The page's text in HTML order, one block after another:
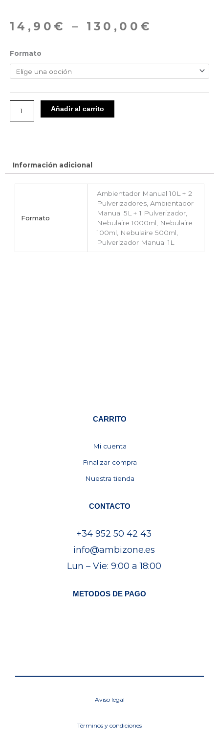
14,90 € – 130,00 €
Formato
Clean
(Ropa
cantidad
Añadir al carrito
Información adicional
Formato
Ambientador Manual 10L + 2
Pulverizadores, Ambientador
Manual 5L + 1 Pulverizador,
Nebulaire 1000ml, Nebulaire
100ml, Nebulaire 500ml,
Pulverizador Manual 1L
CARRITO
Mi cuenta
Finalizar compra
Nuestra tienda
CONTACTO
+34 952 50 42 43
info@ambizone.es
Lun – Vie: 9:00 a 18:00
METODOS DE PAGO
Aviso legal
Términos y condiciones